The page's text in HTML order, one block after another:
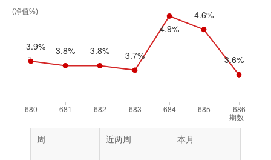
(净值%)
期数
周 近两周 本月